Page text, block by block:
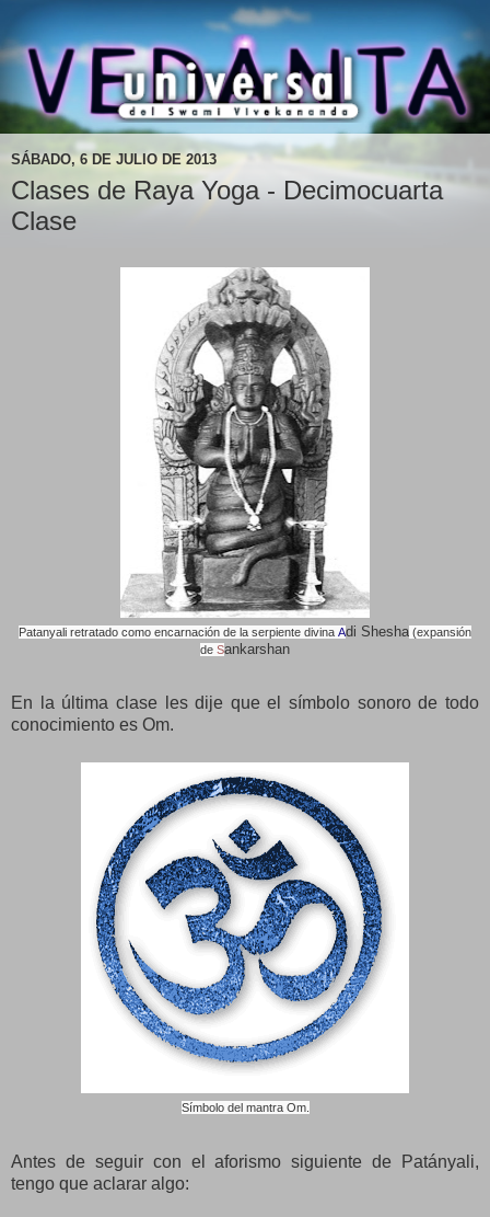
SÁBADO, 6 DE JULIO DE 2013
Clases de Raya Yoga - Decimocuarta
Clase
Patanyali retratado como encarnación de la serpiente divina Adi Shesha (expansión
de Sankarshan
En la última clase les dije que el símbolo sonoro de todo
conocimiento es Om.
Símbolo del mantra Om.
Antes de seguir con el aforismo siguiente de Patányali,
tengo que aclarar algo: